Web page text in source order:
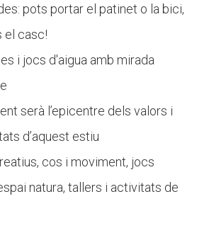
pots portar el patinet o la bici,
el casc!
i jocs d'aigua amb mirada
serà l’epicentre dels valors i
d’aquest estiu
cos i moviment, jocs
natura, tallers i activitats de